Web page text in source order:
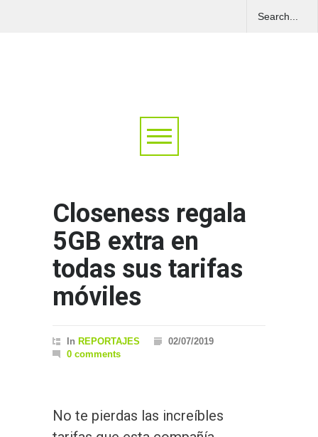
Closeness regala
5GB extra en
todas sus tarifas
móviles
In REPORTAJES
02/07/2019
0 comments
No te pierdas las increíbles